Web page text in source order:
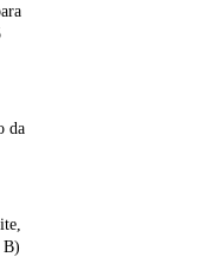
da
B)